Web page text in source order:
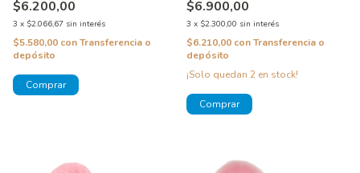
$6.200,00
3 x $2.066,67 sin interés
$5.580,00 conTransferencia o
depósito
$6.900,00
3 x $2.300,00 sin interés
$6.210,00 conTransferencia o
depósito
¡Solo quedan 2 en stock!